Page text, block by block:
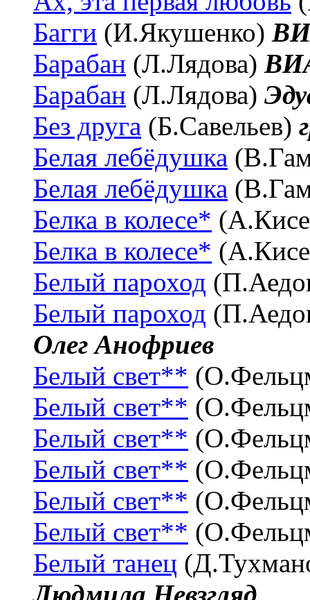
Багги (И.Якушенко)
Барабан (Л.Лядова)
Барабан (Л.Лядова)
Без друга (Б.Савельев)
Белая лебёдушка
Белая лебёдушка
Белка в колесе*
Белка в колесе*
Белый пароход
Белый пароход
Олег Анофриев
Белый свет**
Белый свет**
Белый свет**
Белый свет**
Белый свет**
Белый свет**
Белый танец
Людмила Невзгляд